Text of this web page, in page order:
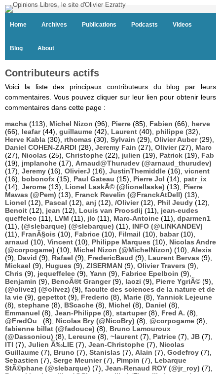
Home Archives Publications Podcasts Videos
Blog About
Contributeurs actifs
Voici la liste des principaux contributeurs du blog par leurs
commentaires. Vous pouvez cliquer sur leur lien pour obtenir leurs
commentaires dans cette page :
macha (113), Michel Nizon (96), Pierre (85), Fabien (66), herve
(66), leafar(44), guillaume (42), Laurent (40), philippe (32),
Herve Kabla (30), rthomas (30), Sylvain (29), Olivier Auber(29),
Daniel COHEN-ZARDI (28), Jeremy Fain (27), Olivier(27), Marc
(27), Nicolas (25), Christophe (22), julien (19), Patrick (19), Fab
(19), jmplanche (17), Arnaud@Thurudev (@arnaud_thurudev)
(17), Jeremy (16), OlivierJ (16), JustinThemiddle (16), vicnent
(16), bobonofx (15), Paul Gateau (15), Pierre Jol (14), patr_ix
(14), Jerome (13), Lionel LaskÃ© (@lionellaske) (13), Pierre
Mawas (@Pem) (13), Franck Revelin (@FranckAtDell) (13),
Lionel (12), Pascal (12), anj (12), /Olivier(12), Phil Jeudy (12),
Benoit (12), jean (12), Louis van Proosdij (11), jean-eudes
queffelec (11), LVM (11), jlc (11), Marc-Antoine (11), dparmen1
(11), (@slebarque) (@slebarque) (11), INFO (@LINKANDEV)
(11), FranÃ§ois (10), Fabrice (10), Filmail (10), babar(10),
arnaud (10), Vincent (10), Philippe Marques (10), Nicolas Andre
(@corpogame) (10), Michel Nizon (@MichelNizon) (10), Alexis
(9), David (9), Rafael (9), FredericBaud (9), Laurent Bervas (9),
Mickael (9), Hugues (9), ZISERMAN (9), Olivier Travers (9),
Chris (9), jequeffelec (9), Yann (9), Fabrice Epelboin (9),
Benjamin (9), BenoÃ®t Granger(9), laozi (9), Pierre YgriÃ© (9),
(@olivez) (@olivez) (9), faculte des sciences de la nature et de
la vie (9), gepettot (9), Frederic (8), Marie (8), Yannick Lejeune
(8), stephane (8), BScache (8), Michel (8), Daniel (8),
Emmanuel (8), Jean-Philippe (8), startuper(8), Fred A. (8),
@FredOu_
(8), Nicolas Bry (@NicoBry) (8), @corpogame (8),
fabienne billat (@fadouce) (8), Bruno Lamouroux
(@Dassoniou) (8), Lereune (8), ~laurent (7), Patrice (7), JB (7),
ITI (7), Julien Ã‰LIE (7), Jean-Christophe (7), Nicolas
Guillaume (7), Bruno (7), Stanislas (7), Alain (7), Godefroy (7),
Sebastien (7), Serge Meunier(7), Pimpin (7), Lebarque
StÃ©phane (@slebarque) (7), Jean-Renaud ROY (@jr_roy) (7),